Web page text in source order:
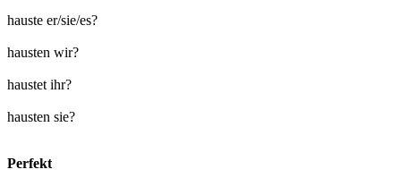
hauste er/sie/es?
hausten wir?
haustet ihr?
hausten sie?
Perfekt